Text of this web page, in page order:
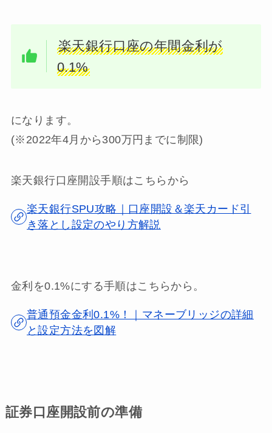
楽天銀行口座の年間金利が
0.1%
になります。
(※2022年4月から300万円までに制限)
楽天銀行口座開設手順はこちらから
楽天銀行SPU攻略｜口座開設＆楽天カード引
き落とし設定のやり方解説
金利を0.1%にする手順はこちらから。
普通預金金利0.1%！｜マネーブリッジの詳細
と設定方法を図解
証券口座開設前の準備